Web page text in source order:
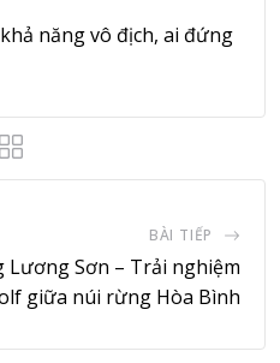
năng vô địch, ai đứng
BÀI TIẾP
Sơn – Trải nghiệm
giữa núi rừng Hòa Bình